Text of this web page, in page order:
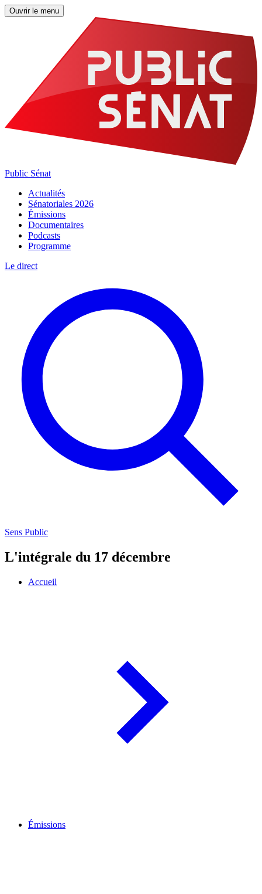
Ouvrir le menu
Public Sénat
Actualités
Sénatoriales 2026
Émissions
Documentaires
Podcasts
Programme
Le direct
Sens Public
L'intégrale du 17 décembre
Accueil
Émissions